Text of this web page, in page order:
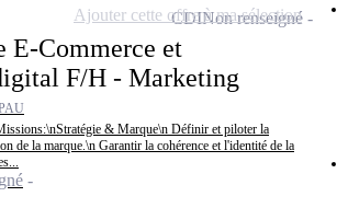
E-Commerce et
F/H - Marketing
& Marque\n Définir et piloter la
de la marque.\n Garantir la cohérence et l'identité de la
CDINon renseigné
Ajouter cette offre à ma sélection